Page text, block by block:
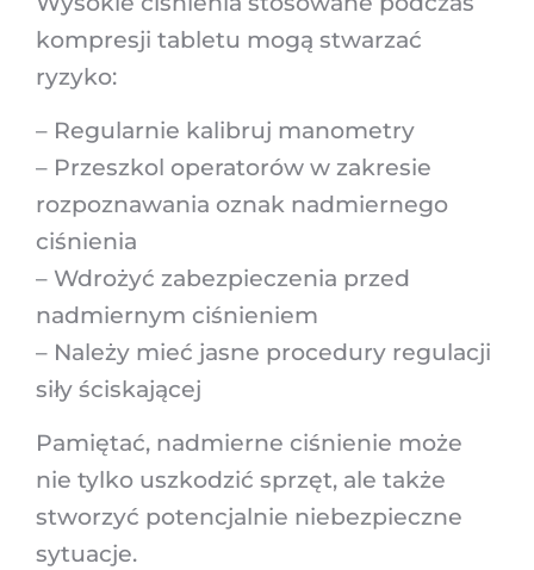
kompresji tabletu mogą stwarzać
ryzyko:
– Regularnie kalibruj manometry
– Przeszkol operatorów w zakresie
rozpoznawania oznak nadmiernego
ciśnienia
– Wdrożyć zabezpieczenia przed
nadmiernym ciśnieniem
– Należy mieć jasne procedury regulacji
siły ściskającej
Pamiętać, nadmierne ciśnienie może
nie tylko uszkodzić sprzęt, ale także
stworzyć potencjalnie niebezpieczne
sytuacje.